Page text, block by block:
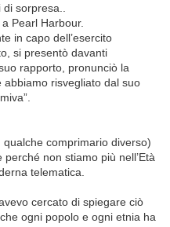
sorpresa..
Pearl Harbour.
in capo dell’esercito
si presentò davanti
rapporto, pronunciò la
abbiamo risvegliato dal suo
comprimario diverso)
non stiamo più nell’Età
telematica.
cercato di spiegare ciò
ogni popolo e ogni etnia ha